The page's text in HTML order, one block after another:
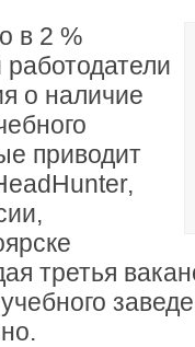
в 2 %
работодатели
о наличие
приводит
третья